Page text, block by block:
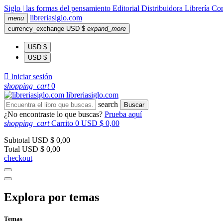
Siglo | las formas del pensamiento Editorial Distribuidora Librería
menu libreriasiglo.com
currency_exchange USD $ expand_more
USD $
USD $
 Iniciar sesión
shopping_cart 0
libreriasiglo.com
search
Buscar
¿No encontraste lo que buscas? Prueba aquí
shopping_cart Carrito 0 USD $ 0,00
Subtotal USD $ 0,00
Total USD $ 0,00
checkout
Explora por temas
Temas